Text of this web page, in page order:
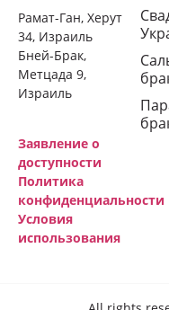
Рамат-Ган, Херут
34, Израиль
Бней-Брак,
Метцада 9,
Израиль
Заявление о
доступности
Политика
конфиденциальности
Условия
использования